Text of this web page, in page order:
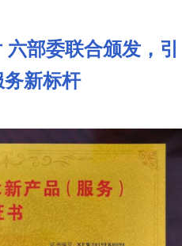
部委联合颁发，引
新标杆